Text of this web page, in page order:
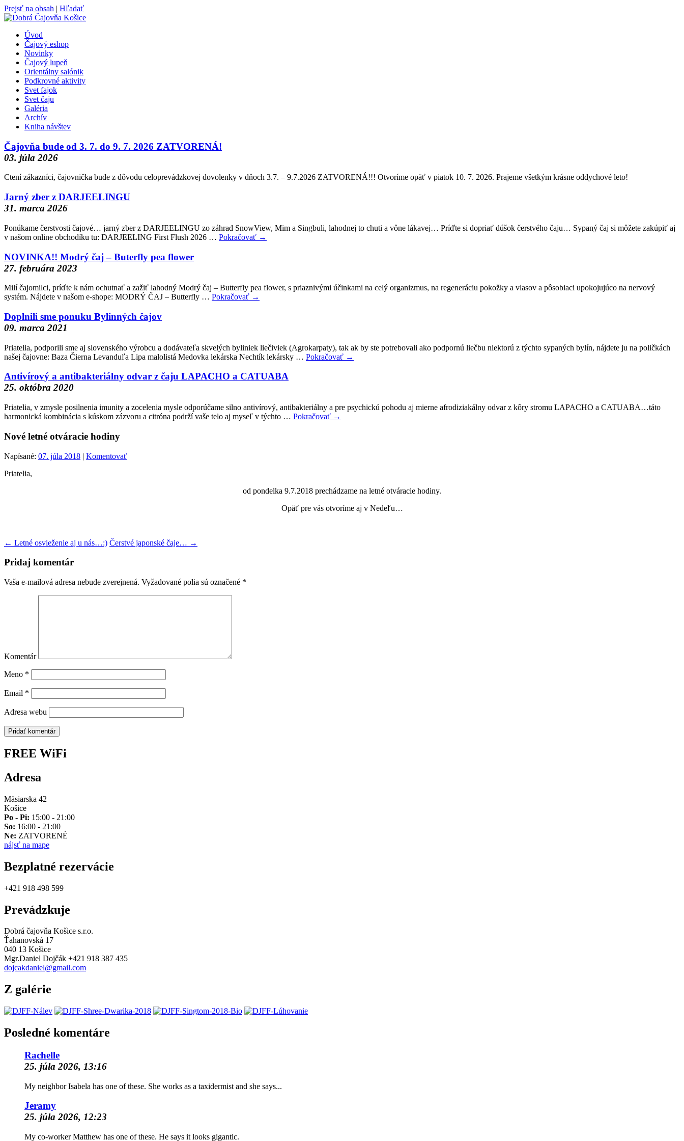
Prejsť na obsah | Hľadať
Úvod
Čajový eshop
Novinky
Čajový lupeň
Orientálny salónik
Podkrovné aktivity
Svet fajok
Svet čaju
Galéria
Archív
Kniha návštev
Čajovňa bude od 3. 7. do 9. 7. 2026 ZATVORENÁ!
03. júla 2026
Ctení zákazníci, čajovnička bude z dôvodu celoprevádzkovej dovolenky v dňoch 3.7. – 9.7.2026 ZATVORENÁ!!! Otvoríme opäť v piatok 10. 7. 2026. Prajeme všetkým krásne oddychové leto!
Jarný zber z DARJEELINGU
31. marca 2026
Ponúkame čerstvosti čajové… jarný zber z DARJEELINGU zo záhrad SnowView, Mim a Singbuli, lahodnej to chuti a vône lákavej… Príďte si dopriať dúšok čerstvého čaju… Sypaný čaj si môžete zakúpiť aj
v našom online obchodíku tu: DARJEELING First Flush 2026 … Pokračovať →
NOVINKA!! Modrý čaj – Buterfly pea flower
27. februára 2023
Milí čajomilci, príďte k nám ochutnať a zažiť lahodný Modrý čaj – Butterfly pea flower, s priaznivými účinkami na celý organizmus, na regeneráciu pokožky a vlasov a pôsobiaci upokojujúco na nervový
systém. Nájdete v našom e-shope: MODRÝ ČAJ – Butterfly … Pokračovať →
Doplnili sme ponuku Bylinných čajov
09. marca 2021
Priatelia, podporili sme aj slovenského výrobcu a dodávateľa skvelých byliniek liečiviek (Agrokarpaty), tak ak by ste potrebovali ako podpornú liečbu niektorú z týchto sypaných bylín, nájdete ju na poličkách
našej čajovne: Baza Čierna Levanduľa Lipa malolistá Medovka lekárska Nechtík lekársky … Pokračovať →
Antivírový a antibakteriálny odvar z čaju LAPACHO a CATUABA
25. októbra 2020
Priatelia, v zmysle posilnenia imunity a zocelenia mysle odporúčame silno antivírový, antibakteriálny a pre psychickú pohodu aj mierne afrodiziakálny odvar z kôry stromu LAPACHO a CATUABA…táto
harmonická kombinácia s kúskom zázvoru a citróna podrží vaše telo aj myseľ v týchto … Pokračovať →
Nové letné otváracie hodiny
Napísané: 07. júla 2018 | Komentovať
Priatelia,
od pondelka 9.7.2018 prechádzame na letné otváracie hodiny.
Opäť pre vás otvoríme aj v Nedeľu…
← Letné osvieženie aj u nás…:) Čerstvé japonské čaje… →
Pridaj komentár
Vaša e-mailová adresa nebude zverejnená. Vyžadované polia sú označené *
Komentár
Meno *
Email *
Adresa webu
FREE WiFi
Adresa
Mäsiarska 42
Košice
Po - Pi: 15:00 - 21:00
So: 16:00 - 21:00
Ne: ZATVORENÉ
nájsť na mape
Bezplatné rezervácie
+421 918 498 599
Prevádzkuje
Dobrá čajovňa Košice s.r.o.
Ťahanovská 17
040 13 Košice
Mgr.Daniel Dojčák +421 918 387 435
dojcakdaniel@gmail.com
Z galérie
Posledné komentáre
Rachelle
25. júla 2026, 13:16
My neighbor Isabela has one of these. She works as a taxidermist and she says...
Jeramy
25. júla 2026, 12:23
My co-worker Matthew has one of these. He says it looks gigantic.